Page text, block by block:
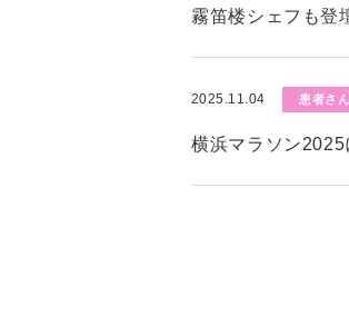
霧笛楼シェフも登
2025.11.04 患者さ
横浜マラソン